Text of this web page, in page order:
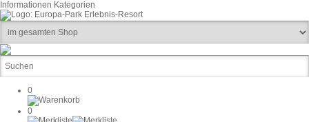
Informationen Kategorien
0
0